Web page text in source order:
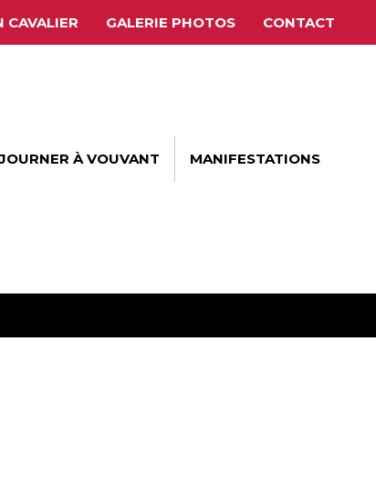
CAVALIER GALERIE PHOTOS CONTACT
À VOUVANT MANIFESTATIONS